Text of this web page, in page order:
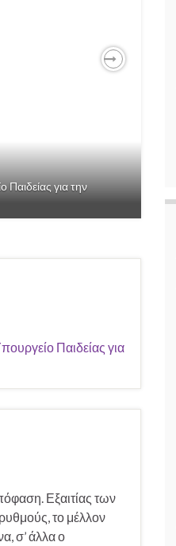
για την
Παιδείας για
Εξαιτίας των
το μέλλον
σ’ άλλα ο